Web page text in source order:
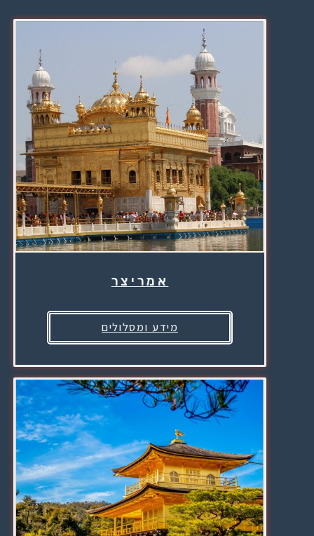
אמריצר
מידע ומסלולים